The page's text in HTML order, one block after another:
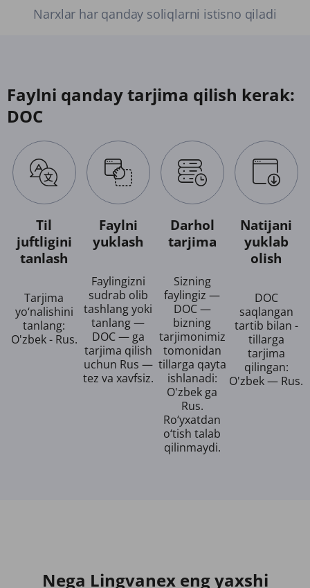
Narxlar har qanday soliqlarni istisno qiladi
Faylni qanday tarjima qilish kerak:
DOC
Til
juftligini
tanlash
Tarjima
yo‘nalishini
tanlang:
O'zbek - Rus.
Faylni
yuklash
Faylingizni
sudrab olib
tashlang yoki
tanlang —
DOC — ga
tarjima qilish
uchun Rus —
tez va xavfsiz.
Darhol
tarjima
Sizning
faylingiz —
DOC —
bizning
tarjimonimiz
tomonidan
tillarga qayta
ishlanadi:
O'zbek ga
Rus.
Ro‘yxatdan
o‘tish talab
qilinmaydi.
Natijani
yuklab
olish
DOC
saqlangan
tartib bilan -
tillarga
tarjima
qilingan:
O'zbek — Rus.
Nega Lingvanex eng yaxshi